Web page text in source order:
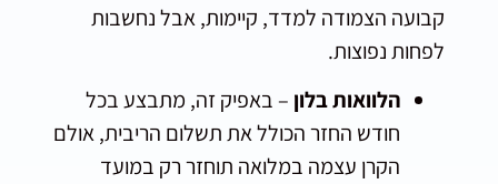
קבועה הצמודה למדד, קיימות, אבל נחשבות
לפחות נפוצות.
הלוואות בלון – באפיק זה, מתבצע בכל
חודש החזר הכולל את תשלום הריבית, אולם
הקרן עצמה במלואה תוחזר רק במועד